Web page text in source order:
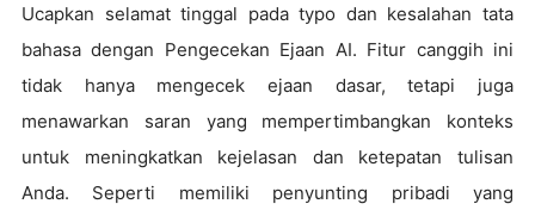
Ucapkan selamat tinggal pada typo dan kesalahan tata
bahasa dengan Pengecekan Ejaan AI. Fitur canggih ini
tidak hanya mengecek ejaan dasar, tetapi juga
menawarkan saran yang mempertimbangkan konteks
untuk meningkatkan kejelasan dan ketepatan tulisan
Anda. Seperti memiliki penyunting pribadi yang